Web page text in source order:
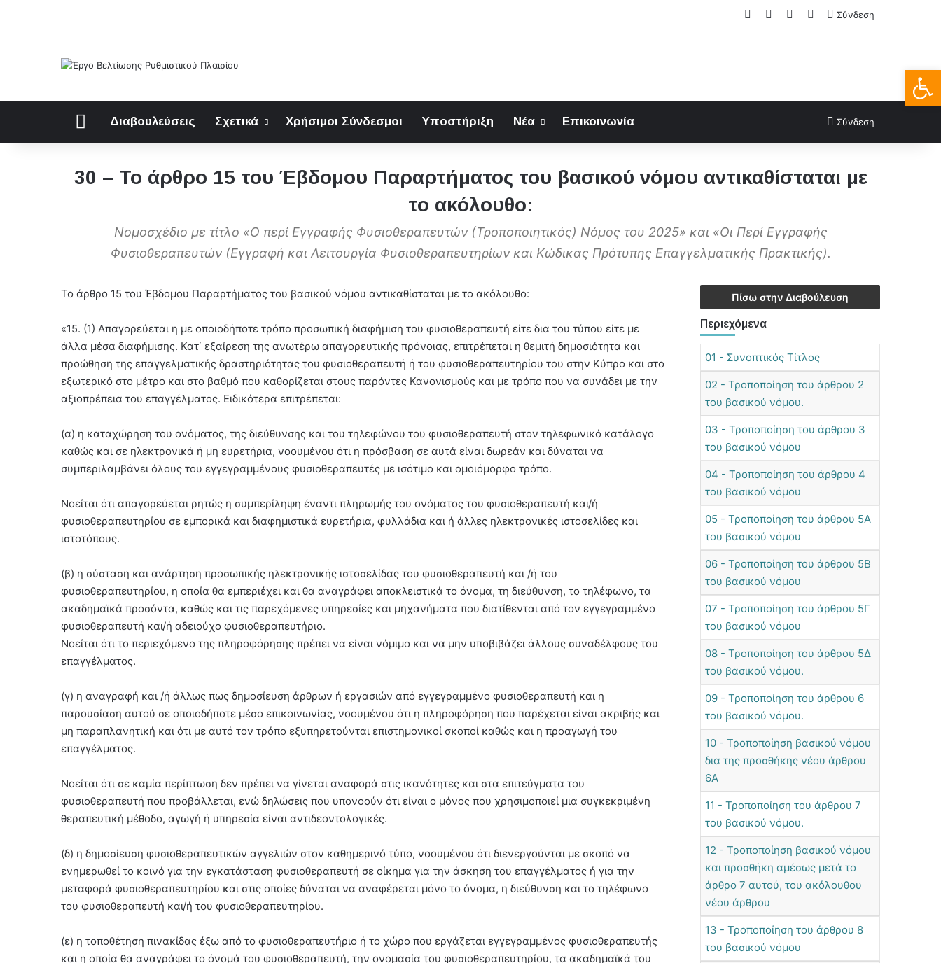
Facebook LinkedIn
FAQsΣύνδεση
ΑρχικήΔιαβουλεύσεις Σχετικά Χρήσιμοι Σύνδεσμοι Υποστήριξη Νέα Επικοινωνία Σύνδεση
30 – Το άρθρο 15 του Έβδομου Παραρτήματος του βασικού νόμου αντικαθίσταται με
το ακόλουθο:
Νομοσχέδιο με τίτλο «Ο περί Εγγραφής Φυσιοθεραπευτών (Τροποποιητικός) Νόμος του 2025» και «Οι Περί Εγγραφής
Φυσιοθεραπευτών (Εγγραφή και Λειτουργία Φυσιοθεραπευτηρίων και Κώδικας Πρότυπης Επαγγελματικής Πρακτικής).
Το άρθρο 15 του Έβδομου Παραρτήματος του βασικού νόμου αντικαθίσταται με το ακόλουθο:
«15. (1) Απαγορεύεται η με οποιοδήποτε τρόπο προσωπική διαφήμιση του φυσιοθεραπευτή είτε δια του τύπου είτε με
άλλα μέσα διαφήμισης. Κατ΄ εξαίρεση της ανωτέρω απαγορευτικής πρόνοιας, επιτρέπεται η θεμιτή δημοσιότητα και
προώθηση της επαγγελματικής δραστηριότητας του φυσιοθεραπευτή ή του φυσιοθεραπευτηρίου του στην Κύπρο και στο
εξωτερικό στο μέτρο και στο βαθμό που καθορίζεται στους παρόντες Κανονισμούς και με τρόπο που να συνάδει με την
αξιοπρέπεια του επαγγέλματος. Ειδικότερα επιτρέπεται:
(α) η καταχώρηση του ονόματος, της διεύθυνσης και του τηλεφώνου του φυσιοθεραπευτή στον τηλεφωνικό κατάλογο
καθώς και σε ηλεκτρονικά ή μη ευρετήρια, νοουμένου ότι η πρόσβαση σε αυτά είναι δωρεάν και δύναται να
συμπεριλαμβάνει όλους του εγγεγραμμένους φυσιοθεραπευτές με ισότιμο και ομοιόμορφο τρόπο.
Νοείται ότι απαγορεύεται ρητώς η συμπερίληψη έναντι πληρωμής του ονόματος του φυσιοθεραπευτή και/ή
φυσιοθεραπευτηρίου σε εμπορικά και διαφημιστικά ευρετήρια, φυλλάδια και ή άλλες ηλεκτρονικές ιστοσελίδες και
ιστοτόπους.
(β) η σύσταση και ανάρτηση προσωπικής ηλεκτρονικής ιστοσελίδας του φυσιοθεραπευτή και /ή του
φυσιοθεραπευτηρίου, η οποία θα εμπεριέχει και θα αναγράφει αποκλειστικά το όνομα, τη διεύθυνση, το τηλέφωνο, τα
ακαδημαϊκά προσόντα, καθώς και τις παρεχόμενες υπηρεσίες και μηχανήματα που διατίθενται από τον εγγεγραμμένο
φυσιοθεραπευτή και/ή αδειούχο φυσιοθεραπευτήριο.
Νοείται ότι το περιεχόμενο της πληροφόρησης πρέπει να είναι νόμιμο και να μην υποβιβάζει άλλους συναδέλφους του
επαγγέλματος.
(γ) η αναγραφή και /ή άλλως πως δημοσίευση άρθρων ή εργασιών από εγγεγραμμένο φυσιοθεραπευτή και η
παρουσίαση αυτού σε οποιοδήποτε μέσο επικοινωνίας, νοουμένου ότι η πληροφόρηση που παρέχεται είναι ακριβής και
μη παραπλανητική και ότι με αυτό τον τρόπο εξυπηρετούνται επιστημονικοί σκοποί καθώς και η προαγωγή του
επαγγέλματος.
Νοείται ότι σε καμία περίπτωση δεν πρέπει να γίνεται αναφορά στις ικανότητες και στα επιτεύγματα του
φυσιοθεραπευτή που προβάλλεται, ενώ δηλώσεις που υπονοούν ότι είναι ο μόνος που χρησιμοποιεί μια συγκεκριμένη
θεραπευτική μέθοδο, αγωγή ή υπηρεσία είναι αντιδεοντολογικές.
(δ) η δημοσίευση φυσιοθεραπευτικών αγγελιών στον καθημερινό τύπο, νοουμένου ότι διενεργούνται με σκοπό να
ενημερωθεί το κοινό για την εγκατάσταση φυσιοθεραπευτή σε οίκημα για την άσκηση του επαγγέλματος ή για την
μεταφορά φυσιοθεραπευτηρίου και στις οποίες δύναται να αναφέρεται μόνο το όνομα, η διεύθυνση και το τηλέφωνο
του φυσιοθεραπευτή και/ή του φυσιοθεραπευτηρίου.
(ε) η τοποθέτηση πινακίδας έξω από το φυσιοθεραπευτήριο ή το χώρο που εργάζεται εγγεγραμμένος φυσιοθεραπευτής
και η οποία θα αναγράφει το όνομά του φυσιοθεραπευτή, την ονομασία του φυσιοθεραπευτηρίου, τα ακαδημαϊκά του
Πίσω στην Διαβούλευση
Περιεχόμενα
01 - Συνοπτικός Τίτλος
02 - Τροποποίηση του άρθρου 2
του βασικού νόμου.
03 - Τροποποίηση του άρθρου 3
του βασικού νόμου
04 - Τροποποίηση του άρθρου 4
του βασικού νόμου
05 - Τροποποίηση του άρθρου 5Α
του βασικού νόμου
06 - Τροποποίηση του άρθρου 5Β
του βασικού νόμου
07 - Τροποποίηση του άρθρου 5Γ
του βασικού νόμου
08 - Τροποποίηση του άρθρου 5Δ
του βασικού νόμου.
09 - Τροποποίηση του άρθρου 6
του βασικού νόμου.
10 - Τροποποίηση βασικού νόμου
δια της προσθήκης νέου άρθρου
6Α
11 - Τροποποίηση του άρθρου 7
του βασικού νόμου.
12 - Τροποποίηση βασικού νόμου
και προσθήκη αμέσως μετά το
άρθρο 7 αυτού, του ακόλουθου
νέου άρθρου
13 - Τροποποίηση του άρθρου 8
του βασικού νόμου